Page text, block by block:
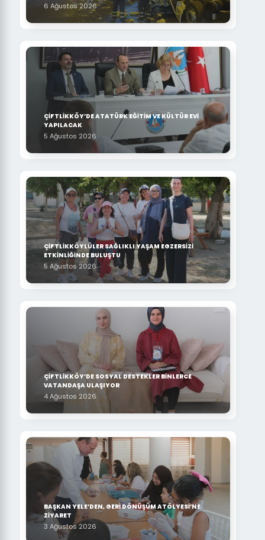
6 Ağustos 2026
ÇİFTLİKKÖY’DE ATATÜRK EĞİTİM VE KÜLTÜR EVİ
YAPILACAK
5 Ağustos 2026
ÇİFTLİKKÖYLÜLER SAĞLIKLI YAŞAM EGZERSİZİ
ETKİNLİĞİNDE BULUŞTU
5 Ağustos 2026
ÇİFTLİKKÖY’DE SOSYAL DESTEKLER BİNLERCE
VATANDAŞA ULAŞIYOR
4 Ağustos 2026
BAŞKAN YELE’DEN, GERİ DÖNÜŞÜM ATÖLYESİ’NE
ZİYARET
3 Ağustos 2026